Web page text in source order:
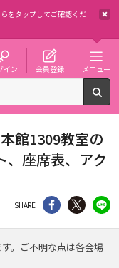
らをタップしてご確認くだ
イン 会員登録 メニュー
館1309教室の
、座席表、アク
SHARE シェア Twitter
。ご不明な点は各会場